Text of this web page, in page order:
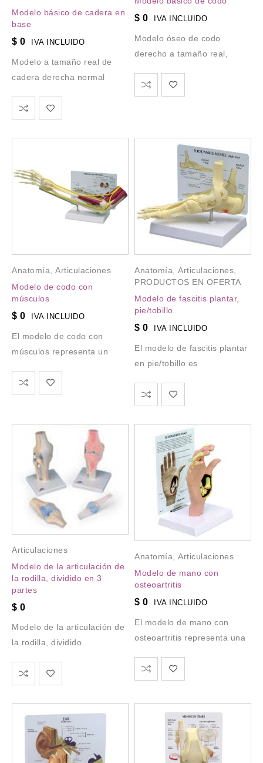
Modelo básico de cadera en
base
$ 0 IVA INCLUIDO
Modelo a tamaño real de
cadera derecha normal
$ 0 IVA INCLUIDO
Modelo óseo de codo
derecho a tamaño real,
Anatomía, Articulaciones
Modelo de codo con
músculos
$ 0 IVA INCLUIDO
El modelo de codo con
músculos representa un
Anatomía, Articulaciones,
PRODUCTOS EN OFERTA
Modelo de fascitis plantar,
pie/tobillo
$ 0 IVA INCLUIDO
El modelo de fascitis plantar
en pie/tobillo es
Articulaciones
Modelo de la articulación de
la rodilla, dividido en 3
partes
$ 0
Modelo de la articulación de
la rodilla, dividido
Anatomía, Articulaciones
Modelo de mano con
osteoartritis
$ 0 IVA INCLUIDO
El modelo de mano con
osteoartritis representa una